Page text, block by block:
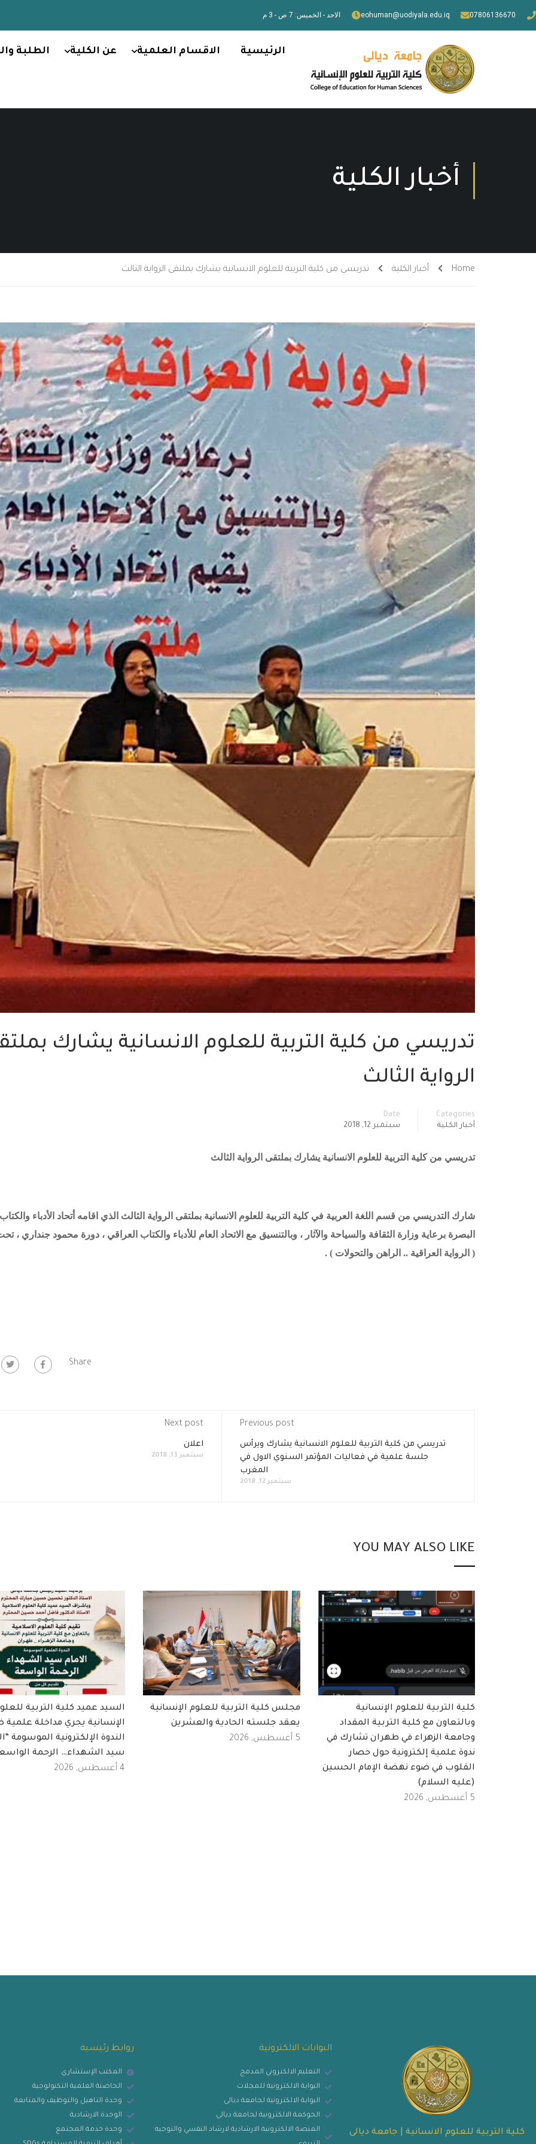
07806136670
eohuman@uodiyala.edu.iq الاحد - الخميس: 7 ص - 3 م
الرئيسية الاقسام العلمية عن الكلية الطلبة
أخبار الكلية
Home أخبار الكلية تدريسي من كلية التربية للعلوم الانسانية يشارك بملتقى الرواية الثالث
تدريسي من كلية التربية للعلوم الانسانية يشارك
الرواية الثالث
Categories
أخبار الكلية
Date
سبتمبر 12, 2018
تدريسي من كلية التربية للعلوم الانسانية يشارك بملتقى الرواية الثالث
شارك التدريسي من قسم اللغة العربية في كلية التربية للعلوم الانسانية بملتقى الرواية الثالث الذي اقامه أتحاد الأدباء
البصرة برعاية وزارة الثقافة والسياحة والآثار ، وبالتنسيق مع الاتحاد العام للأدباء والكتاب العراقي ، دورة محمود جنداري ،
( الرواية العراقية .. الراهن والتحولات ) .
Share:
Previous post
تدريسي من كلية التربية للعلوم الانسانية يشارك ويرأس
جلسة علمية في فعاليات المؤتمر السنوي الاول في
المغرب
سبتمبر 12, 2018
Next post
اعلان
سبتمبر 13, 2018
YOU MAY ALSO LIKE
كلية التربية للعلوم الإنسانية
وبالتعاون مع كلية التربية المقداد
وجامعة الزهراء في طهران تشارك في
ندوة علمية إلكترونية حول حصار
القلوب في ضوء نهضة الإمام الحسين
(عليه السلام)
5 أغسطس, 2026
مجلس كلية التربية للعلوم الإنسانية
يعقد جلسته الحادية والعشرين
5 أغسطس, 2026
السيد عميد كلية التربية
الإنسانية يجري مداخلة
الندوة الإلكترونية الموسومة
سيد الشهداء… الرحمة
4 أغسطس, 2026
كلية التربية للعلوم الانسانية | جامعة ديالى
البوابات الالكترونية
التعليم الالكتروني المدمج
البوابة الالكترونية للمجلات
البوابة الالكترونية لجامعة ديالى
الحوكمة الالكترونية لجامعة ديالى
المنصة الالكترونية الارشادية لارشاد النفسي والتوجيه
روابط رئيسية
المكتب الإستشاري
الحاضنة العلمية التكنولوجية
وحدة التاهيل والتوظيف والمتابعة
الوحدة الارشادية
وحدة خدمة المجتمع